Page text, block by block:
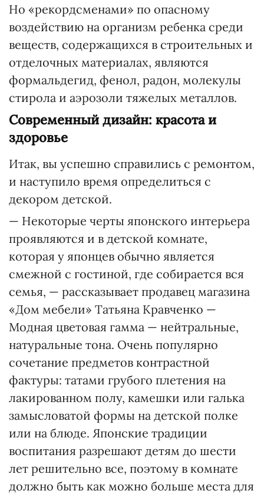
Но «рекордсменами» по опасному
воздействию на организм ребенка среди
веществ, содержащихся в строительных и
отделочных материалах, являются
формальдегид, фенол, радон, молекулы
стирола и аэрозоли тяжелых металлов.
Современный дизайн: красота и
здоровье
Итак, вы успешно справились с ремонтом,
и наступило время определиться с
декором детской.
— Некоторые черты японского интерьера
проявляются и в детской комнате,
которая у японцев обычно является
смежной с гостиной, где собирается вся
семья, — рассказывает продавец магазина
«Дом мебели» Татьяна Кравченко —
Модная цветовая гамма — нейтральные,
натуральные тона. Очень популярно
сочетание предметов контрастной
фактуры: татами грубого плетения на
лакированном полу, камешки или галька
замысловатой формы на детской полке
или на блюде. Японские традиции
воспитания разрешают детям до шести
лет решительно все, поэтому в комнате
должно быть как можно больше места для